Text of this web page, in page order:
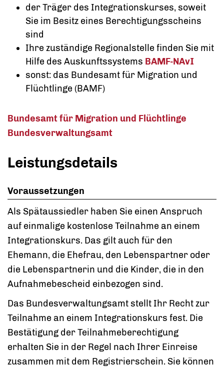
der Träger des Integrationskurses, soweit
Sie im Besitz eines Berechtigungsscheins
sind
Ihre zuständige Regionalstelle finden Sie mit
Hilfe des Auskunftssystems BAMF-NAvI
sonst: das Bundesamt für Migration und
Flüchtlinge (BAMF)
Bundesamt für Migration und Flüchtlinge
Bundesverwaltungsamt
Leistungsdetails
Voraussetzungen
Als Spätaussiedler haben Sie einen Anspruch
auf einmalige kostenlose Teilnahme an einem
Integrationskurs. Das gilt auch für den
Ehemann, die Ehefrau, den Lebenspartner oder
die Lebenspartnerin und die Kinder, die in den
Aufnahmebescheid einbezogen sind.
Das Bundesverwaltungsamt stellt Ihr Recht zur
Teilnahme an einem Integrationskurs fest. Die
Bestätigung der Teilnahmeberechtigung
erhalten Sie in der Regel nach Ihrer Einreise
zusammen mit dem Registrierschein. Sie können